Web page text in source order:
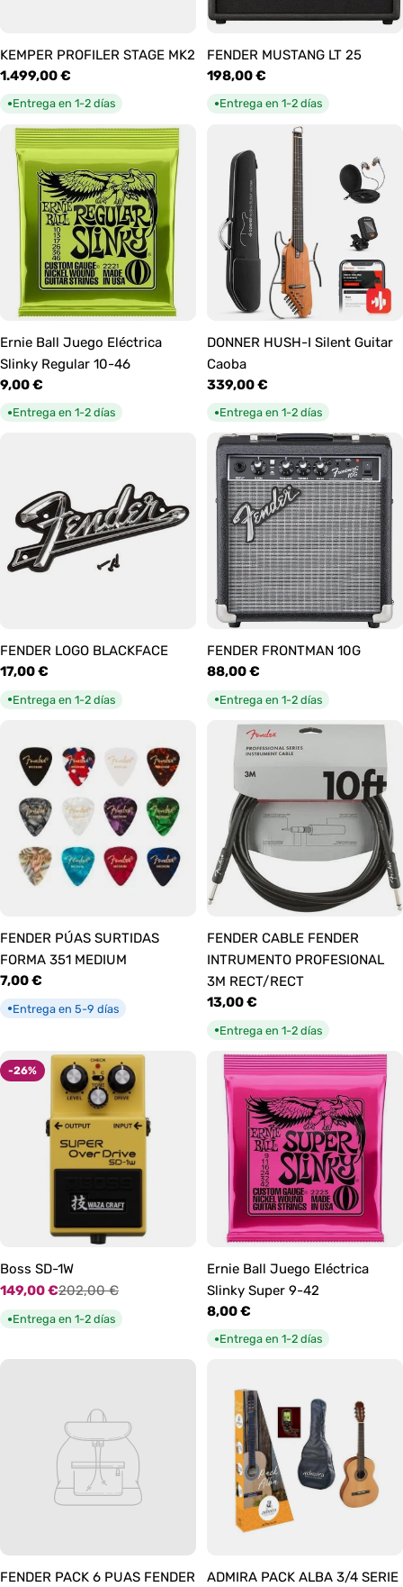
KEMPER PROFILER STAGE MK2
Precio
habitual
1.499,00 €
●Entrega en 1-2 días
FENDER MUSTANG LT 25
Precio
habitual
198,00 €
●Entrega en 1-2 días
Ernie Ball Juego Eléctrica
Slinky Regular 10-46
Precio
habitual
9,00 €
●Entrega en 1-2 días
DONNER HUSH-I Silent Guitar
Caoba
Precio
habitual
339,00 €
●Entrega en 1-2 días
FENDER LOGO BLACKFACE
Precio
habitual
17,00 €
●Entrega en 1-2 días
FENDER FRONTMAN 10G
Precio
habitual
88,00 €
●Entrega en 1-2 días
FENDER PÚAS SURTIDAS
FORMA 351 MEDIUM
Precio
habitual
7,00 €
●Entrega en 5-9 días
FENDER CABLE FENDER
INTRUMENTO PROFESIONAL
3M RECT/RECT
Precio
habitual
13,00 €
●Entrega en 1-2 días
-26%
Boss SD-1W
Precio
de
oferta
149,00 €
Precio
habitual
202,00 €
●Entrega en 1-2 días
Ernie Ball Juego Eléctrica
Slinky Super 9-42
Precio
habitual
8,00 €
●Entrega en 1-2 días
FENDER PACK 6 PUAS FENDER
ADMIRA PACK ALBA 3/4 SERIE